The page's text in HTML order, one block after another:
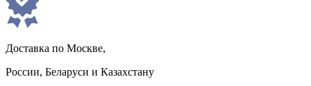
Доставка по Москве,
России, Беларуси и Казахстану